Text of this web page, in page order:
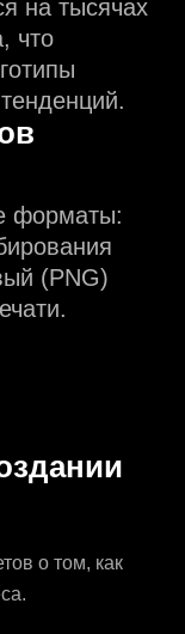
на тысячах
что
форматы:
(PNG)
о том, как